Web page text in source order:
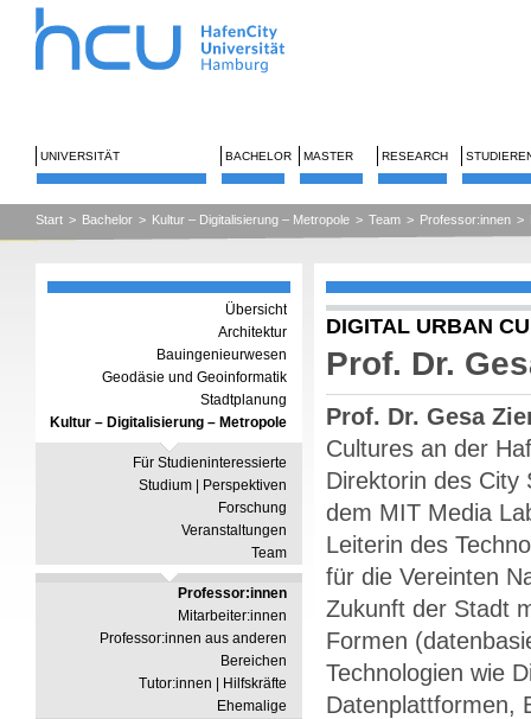
UNIVERSITÄT BACHELOR MASTER RESEARCH
Start > Bachelor > Kultur – Digitalisierung – Metropole > Team > Professor:innen >
Übersicht
Architektur
Bauingenieurwesen
Geodäsie und Geoinformatik
Stadtplanung
Kultur – Digitalisierung – Metropole
Für Studieninteressierte
Studium | Perspektiven
Forschung
Veranstaltungen
Team
Professor:innen
Mitarbeiter:innen
Professor:innen aus anderen
Bereichen
Tutor:innen | Hilfskräfte
Ehemalige
DIGITAL URBAN
Prof. Dr.
Prof. Dr. Gesa
Cultures an der
Direktorin des City
dem MIT Media
Leiterin des
für die Vereinten
Zukunft der Stadt
Formen
Technologien wie
Datenplattformen,